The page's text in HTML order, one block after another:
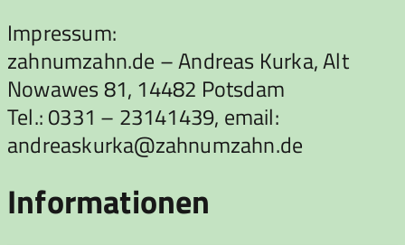
Impressum:
zahnumzahn.de – Andreas Kurka, Alt
Nowawes 81, 14482 Potsdam
Tel.: 0331 – 23141439, email:
andreaskurka@zahnumzahn.de
Informationen